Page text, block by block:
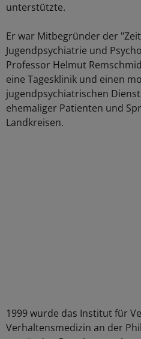
unterstützte.
Er war Mitbegründer der
Jugendpsychiatrie und
Professor Helmut
eine Tagesklinik und einen
jugendpsychiatrischen
ehemaliger Patienten und
Landkreisen.
1999 wurde das Institut für
Verhaltensmedizin an der